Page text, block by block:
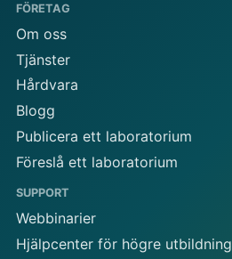
FÖRETAG
Om oss
Tjänster
Hårdvara
Blogg
Publicera ett laboratorium
Föreslå ett laboratorium
SUPPORT
Webbinarier
Hjälpcenter för högre utbildning